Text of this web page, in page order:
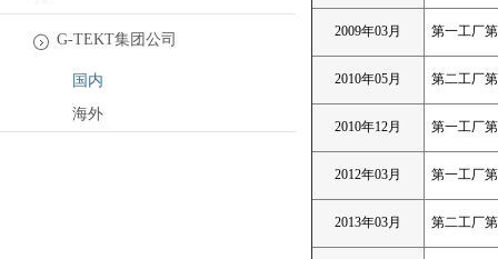
G-TEKT集团公司
国内
海外
2009年03月 第一工厂
2010年05月 第二工厂
2010年12月 第一工厂
2012年03月 第一工厂
2013年03月 第二工厂